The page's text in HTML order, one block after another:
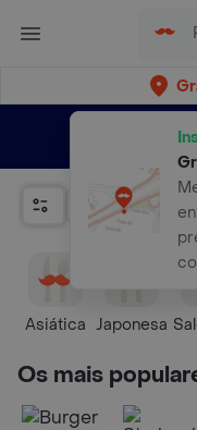
Entregas
Relevância
Asiática Japonesa
Os mais